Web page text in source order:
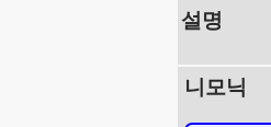
설명
니모닉